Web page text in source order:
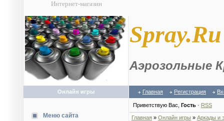
Интернет-магазин
Spray.Ru
Аэрозольные
Онлайн игры Главная Регистрация
Меню сайта
Приветствую Вас Гость · RSS
Главная » Онлайн игры » Аркады и